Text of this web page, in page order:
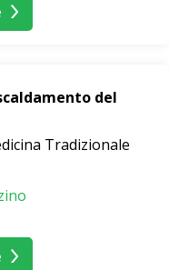
del
Tradizionale